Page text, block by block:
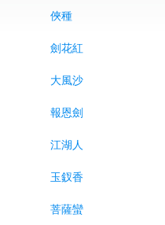
俠種
劍花紅
大風沙
報恩劍
江湖人
玉釵香
菩薩蠻